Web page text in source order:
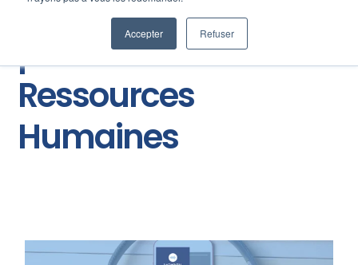
Accepter Refuser
Le blog des
professionnels des
Ressources
Humaines